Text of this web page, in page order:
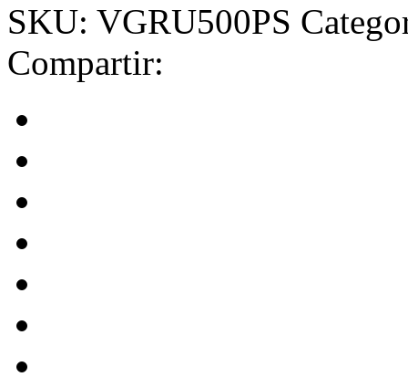
SKU: VGRU500PS
Compartir: